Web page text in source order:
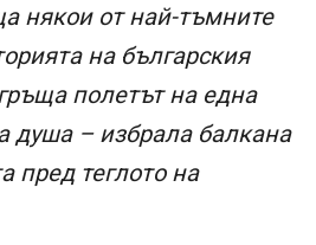
някои от най-тъмните
на българския
полетът на една
душа – избрала балкана
пред теглото на